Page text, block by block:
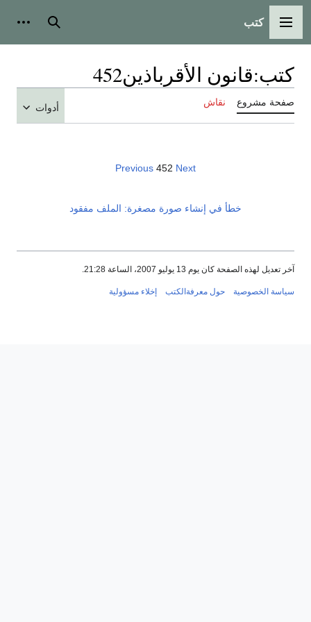
القائمة الرئيسية
كتب بحث
كتب:قانون الأقرباذين452
صفحة مشروع نقاش أدوات
Previous 452 Next
خطأ في إنشاء صورة مصغرة: الملف مفقود
آخر تعديل لهذه الصفحة كان يوم 13 يوليو 2007، الساعة 21:28.
سياسة الخصوصية حول معرفةالكتب إخلاء مسؤولية